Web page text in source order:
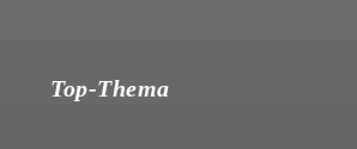
Top-Thema